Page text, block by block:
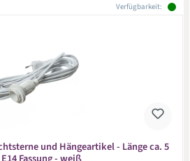
Verfügbarkeit:
und Hängeartikel - Länge ca. 5